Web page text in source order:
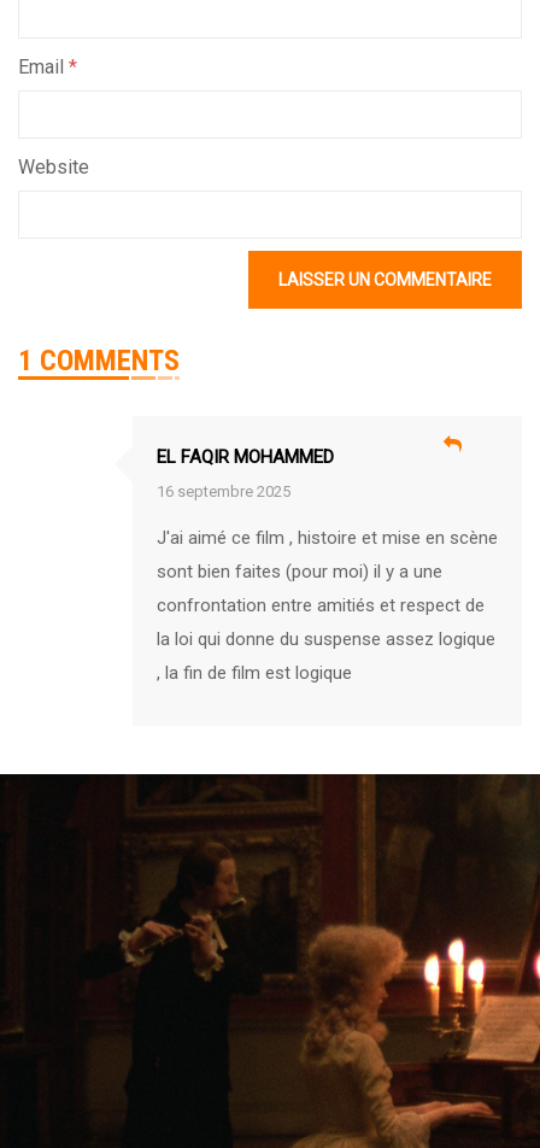
Email *
Website
1 COMMENTS
EL FAQIR MOHAMMED
16 septembre 2025
J'ai aimé ce film , histoire et mise en scène
sont bien faites (pour moi) il y a une
confrontation entre amitiés et respect de
la loi qui donne du suspense assez logique
, la fin de film est logique